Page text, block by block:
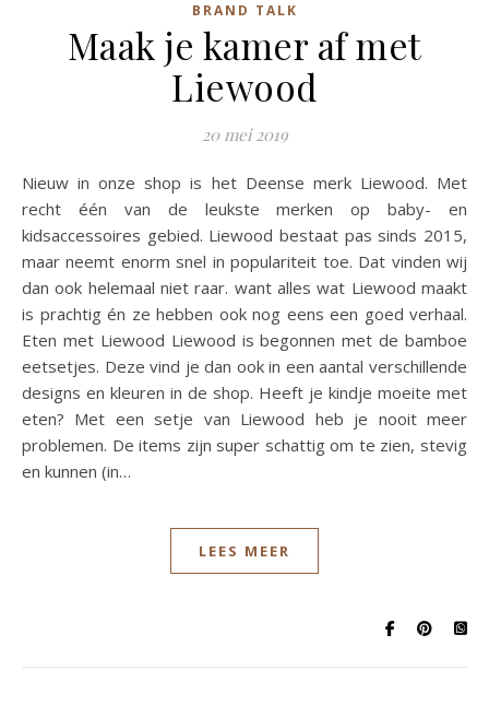
BRAND TALK
Maak je kamer af met
Liewood
20 mei 2019
Nieuw in onze shop is het Deense merk Liewood. Met
recht één van de leukste merken op baby- en
kidsaccessoires gebied. Liewood bestaat pas sinds 2015,
maar neemt enorm snel in populariteit toe. Dat vinden wij
dan ook helemaal niet raar. want alles wat Liewood maakt
is prachtig én ze hebben ook nog eens een goed verhaal.
Eten met Liewood Liewood is begonnen met de bamboe
eetsetjes. Deze vind je dan ook in een aantal verschillende
designs en kleuren in de shop. Heeft je kindje moeite met
eten? Met een setje van Liewood heb je nooit meer
problemen. De items zijn super schattig om te zien, stevig
en kunnen (in…
LEES MEER